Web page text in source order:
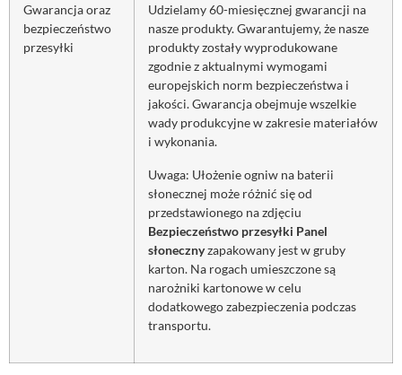
Gwarancja oraz
bezpieczeństwo
przesyłki
Udzielamy 60-miesięcznej gwarancji na
nasze produkty. Gwarantujemy, że nasze
produkty zostały wyprodukowane
zgodnie z aktualnymi wymogami
europejskich norm bezpieczeństwa i
jakości. Gwarancja obejmuje wszelkie
wady produkcyjne w zakresie materiałów
i wykonania.
Uwaga: Ułożenie ogniw na baterii
słonecznej może różnić się od
przedstawionego na zdjęciu
Bezpieczeństwo przesyłki Panel
słonecznyzapakowany jest w gruby
karton. Na rogach umieszczone są
narożniki kartonowe w celu
dodatkowego zabezpieczenia podczas
transportu.